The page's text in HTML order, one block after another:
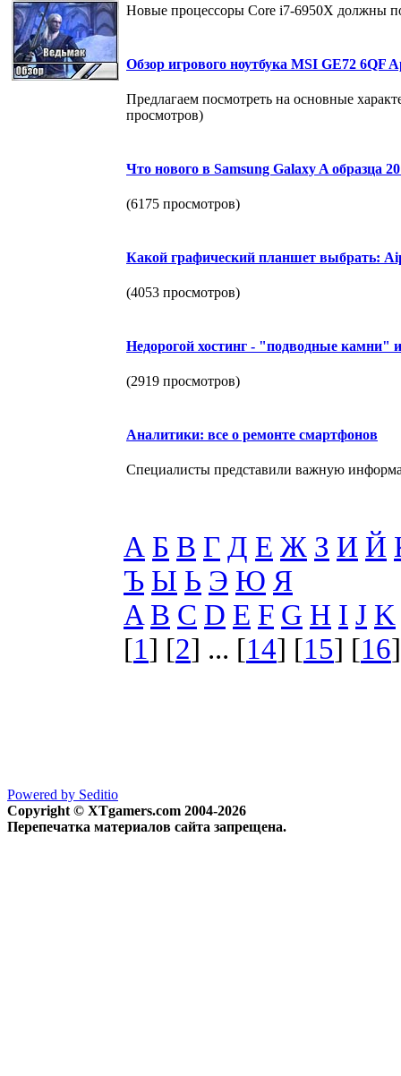
Новые процессоры Core i7-6950X должны
Обзор игрового ноутбука MSI GE72 6QF
Предлагаем посмотреть на основные
просмотров)
Что нового в Samsung Galaxy A образца
(6175 просмотров)
Какой графический планшет выбрать:
(4053 просмотров)
Недорогой хостинг - "подводные камни"
(2919 просмотров)
Аналитики: все о ремонте смартфонов
Специалисты представили важную
А Б В Г Д Е Ж З И Й
Ъ Ы Ь Э Ю Я
A B C D E F G H I J K
[1] [2] ... [14] [15] [16
Powered by Seditio
Copyright © XTgamers.com 2004-2026
Перепечатка материалов сайта запрещена.